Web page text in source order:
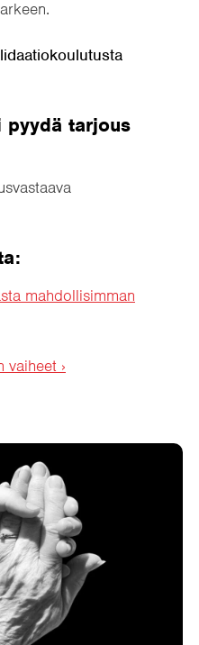
tarjous
mahdollisimman
vaiheet ›